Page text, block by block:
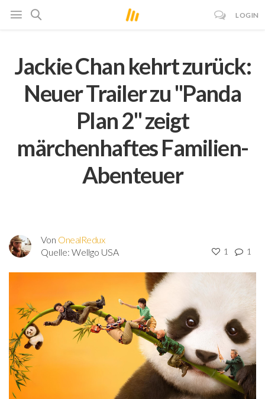
LOGIN
Jackie Chan kehrt zurück:
Neuer Trailer zu "Panda
Plan 2" zeigt
märchenhaftes Familien-
Abenteuer
Von OnealRedux
Quelle: Wellgo USA 1 1